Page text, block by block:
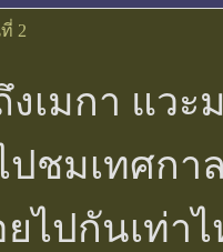
2
เมกา แว
ชมเทศกา
ไปกันเท่า